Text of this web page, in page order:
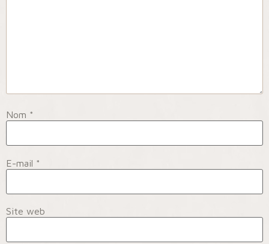
Nom *
E-mail *
Site web